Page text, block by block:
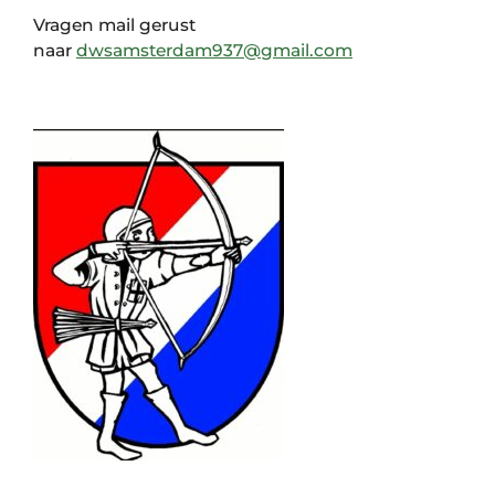
Vragen mail gerust
naar dwsamsterdam937@gmail.com